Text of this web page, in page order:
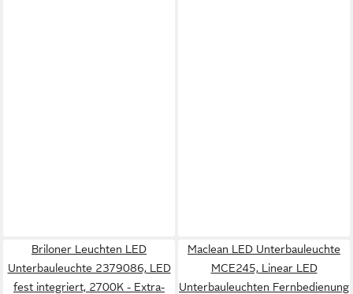
Briloner Leuchten LED
Unterbauleuchte 2379086, LED
fest integriert, 2700K - Extra-
Maclean LED Unterbauleuchte
MCE245, Linear LED
Unterbauleuchten Fernbedienung